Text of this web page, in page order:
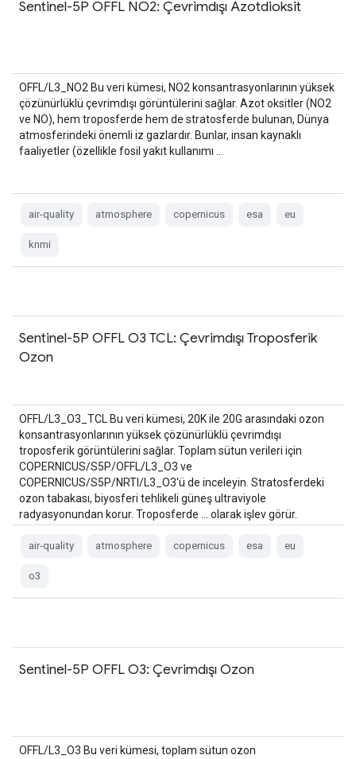
Sentinel-5P OFFL NO2: Çevrimdışı Azotdioksit
OFFL/L3_NO2 Bu veri kümesi, NO2 konsantrasyonlarının yüksek
çözünürlüklü çevrimdışı görüntülerini sağlar. Azot oksitler (NO2
ve NO), hem troposferde hem de stratosferde bulunan, Dünya
atmosferindeki önemli iz gazlardır. Bunlar, insan kaynaklı
faaliyetler (özellikle fosil yakıt kullanımı …
air-quality atmosphere copernicus esa eu
knmi
Sentinel-5P OFFL O3 TCL: Çevrimdışı Troposferik
Ozon
OFFL/L3_O3_TCL Bu veri kümesi, 20K ile 20G arasındaki ozon
konsantrasyonlarının yüksek çözünürlüklü çevrimdışı
troposferik görüntülerini sağlar. Toplam sütun verileri için
COPERNICUS/S5P/OFFL/L3_O3 ve
COPERNICUS/S5P/NRTI/L3_O3'ü de inceleyin. Stratosferdeki
ozon tabakası, biyosferi tehlikeli güneş ultraviyole
radyasyonundan korur. Troposferde … olarak işlev görür.
air-quality atmosphere copernicus esa eu
o3
Sentinel-5P OFFL O3: Çevrimdışı Ozon
OFFL/L3_O3 Bu veri kümesi, toplam sütun ozon